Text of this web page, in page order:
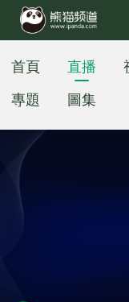
首頁 直播
專題
圖集